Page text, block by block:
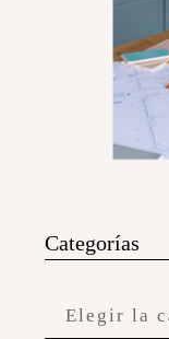
Categorías